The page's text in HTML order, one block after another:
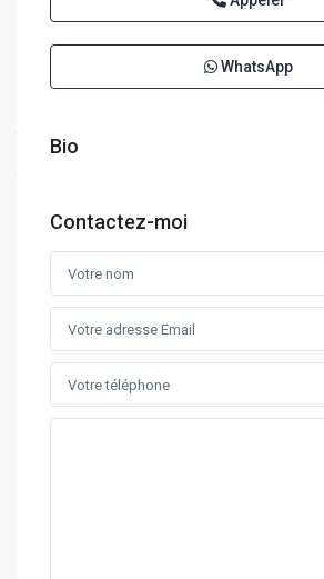
WhatsApp
Bio
Contactez-moi